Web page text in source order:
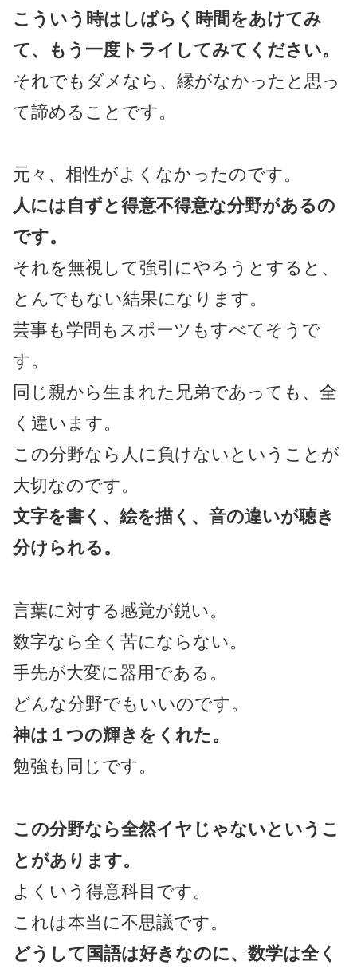
こういう時はしばらく時間をあけてみ
て、もう一度トライしてみてください。
それでもダメなら、縁がなかったと思っ
て諦めることです。
元々、相性がよくなかったのです。
人には自ずと得意不得意な分野があるの
です。
それを無視して強引にやろうとすると、
とんでもない結果になります。
芸事も学問もスポーツもすべてそうで
す。
同じ親から生まれた兄弟であっても、全
く違います。
この分野なら人に負けないということが
大切なのです。
文字を書く、絵を描く、音の違いが聴き
分けられる。
言葉に対する感覚が鋭い。
数字なら全く苦にならない。
手先が大変に器用である。
どんな分野でもいいのです。
神は１つの輝きをくれた。
勉強も同じです。
この分野なら全然イヤじゃないというこ
とがあります。
よくいう得意科目です。
これは本当に不思議です。
どうして国語は好きなのに、数学は全く